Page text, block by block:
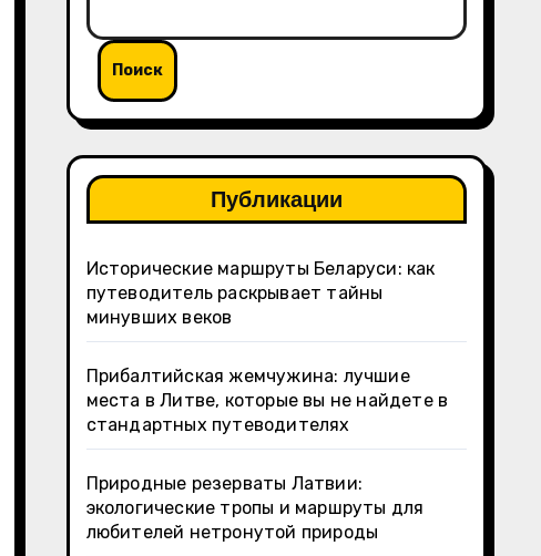
Поиск
Публикации
Исторические маршруты Беларуси: как
путеводитель раскрывает тайны
минувших веков
Прибалтийская жемчужина: лучшие
места в Литве, которые вы не найдете в
стандартных путеводителях
Природные резерваты Латвии:
экологические тропы и маршруты для
любителей нетронутой природы